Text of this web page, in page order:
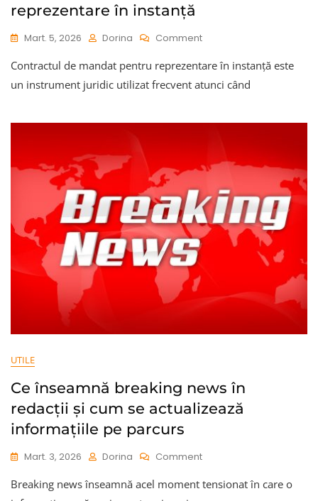
reprezentare în instanță
Mart. 5, 2026 Dorina CommentOn
De
Contract
Pentru
Instanță
Contractul de mandat pentru reprezentare în instanță este
un instrument juridic utilizat frecvent atunci când
UTILE
Ce înseamnă breaking news în
redacții și cum se actualizează
informațiile pe parcurs
Mart. 3, 2026 Dorina CommentOn
Înseamnă
Breaking news înseamnă acel moment tensionat în care o